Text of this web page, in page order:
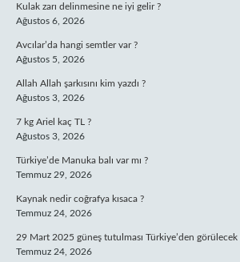
Kulak zarı delinmesine ne iyi gelir ?
Ağustos 6, 2026
Avcılar’da hangi semtler var ?
Ağustos 5, 2026
Allah Allah şarkısını kim yazdı ?
Ağustos 3, 2026
7 kg Ariel kaç TL ?
Ağustos 3, 2026
Türkiye’de Manuka balı var mı ?
Temmuz 29, 2026
Kaynak nedir coğrafya kısaca ?
Temmuz 24, 2026
29 Mart 2025 güneş tutulması Türkiye’den görülecek
Temmuz 24, 2026